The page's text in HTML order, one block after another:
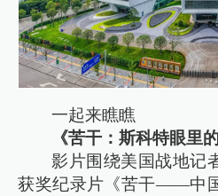
一起来瞧瞧
《苦干：斯科特眼里
影片围绕美国战地记
获奖纪录片《苦干——中